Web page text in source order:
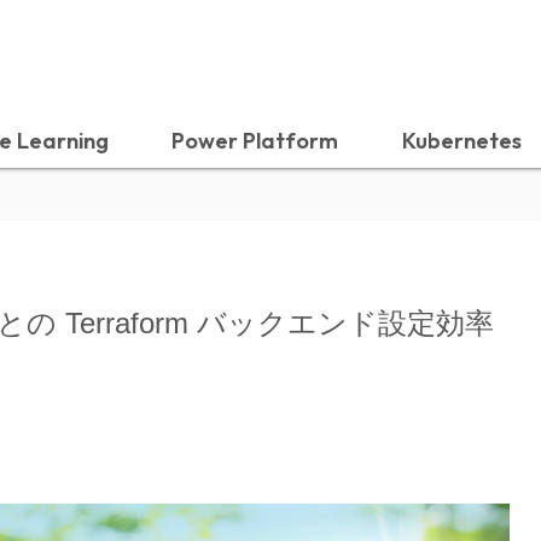
Learning Power Platform Kubernetes
の Terraform バックエンド設定効率